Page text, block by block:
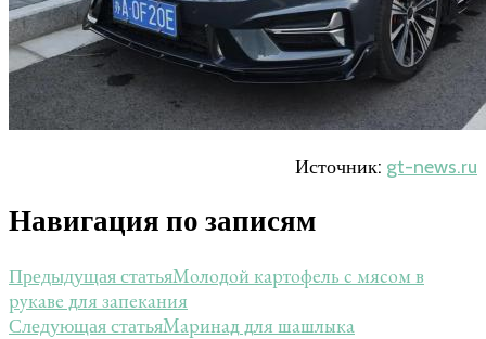
Источник: gt-news.ru
Навигация по записям
Предыдущая статьяМолодой картофель с мясом в
рукаве для запекания
Следующая статьяМаринад для шашлыка